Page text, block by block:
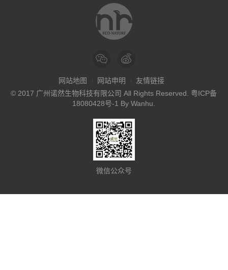
网站地图 网站申明
友情链接
© 2017 广州诺然生物科技有限公司 All Rights Reserved. 粤ICP备
18080428号-1 ByWanhu
微信公众号